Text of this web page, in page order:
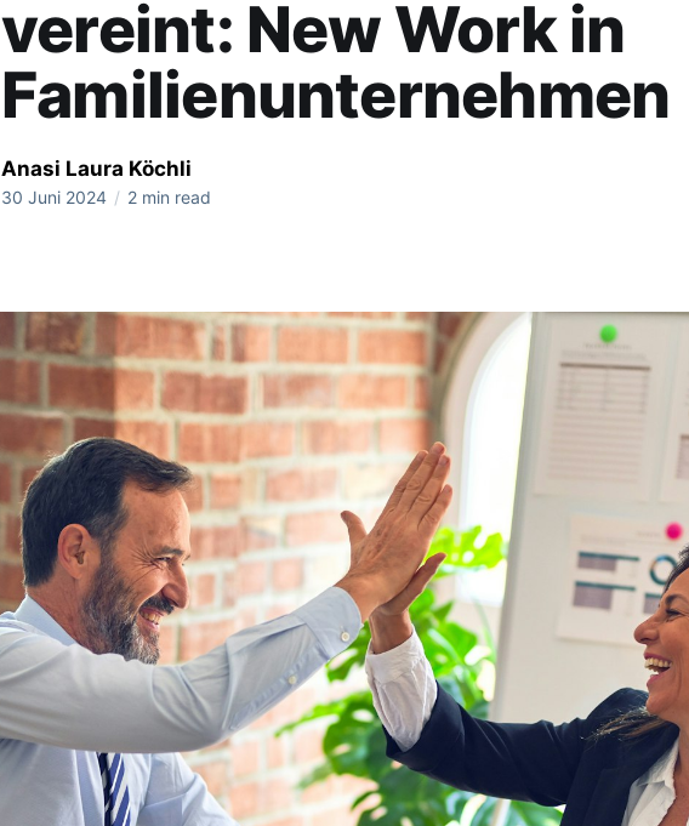
vereint: New Work in
Familienunternehmen
Anasi Laura Köchli
30 Juni 2024 / 2 min read